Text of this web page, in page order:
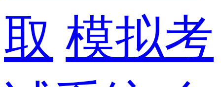
取 模拟考